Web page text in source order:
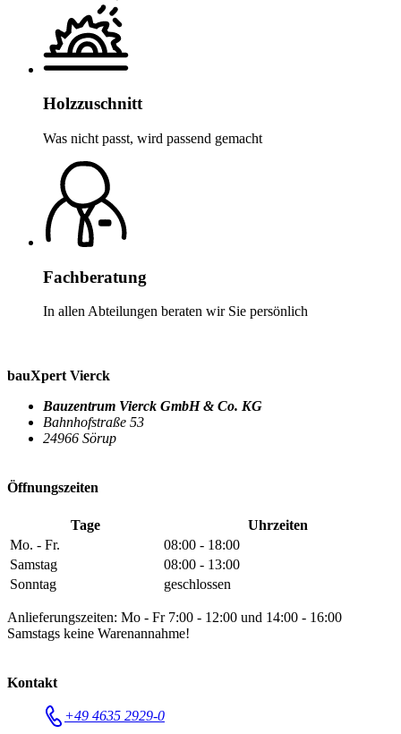
Holzzuschnitt
Was nicht passt, wird passend gemacht
Fachberatung
In allen Abteilungen beraten wir Sie persönlich
bauXpert Vierck
Bauzentrum Vierck GmbH & Co. KG
Bahnhofstraße 53
24966 Sörup
Öffnungszeiten
Tage
Uhrzeiten
Mo. - Fr.
08:00 - 18:00
Samstag
08:00 - 13:00
Sonntag
geschlossen
Anlieferungszeiten: Mo - Fr 7:00 - 12:00 und 14:00 - 16:00
Samstags keine Warenannahme!
Kontakt
+49 4635 2929-0